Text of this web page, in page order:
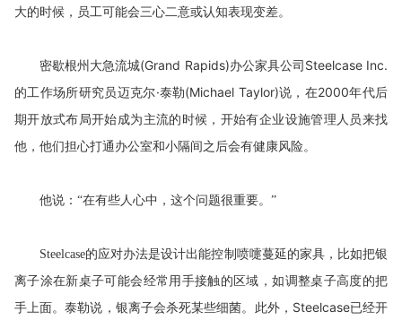
大的时候，员工可能会三心二意或认知表现变差。
密歇根州大急流城(Grand Rapids)办公家具公司Steelcase Inc.
的工作场所研究员迈克尔·泰勒(Michael Taylor)说，在2000年代后
期开放式布局开始成为主流的时候，开始有企业设施管理人员来找
他，他们担心打通办公室和小隔间之后会有健康风险。
他说：“在有些人心中，这个问题很重要。”
Steelcase的应对办法是设计出能控制喷嚏蔓延的家具，比如把银
离子涂在新桌子可能会经常用手接触的区域，如调整桌子高度的把
手上面。泰勒说，银离子会杀死某些细菌。此外， Steelcase已经开